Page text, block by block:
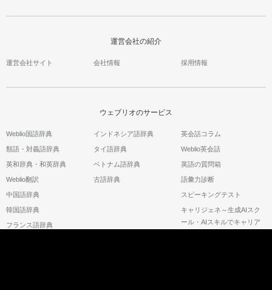
運営会社の紹介
運営会社サイト 会社情報 採用情報
ウェブリオのサービス
Weblio国語辞典
類語・対義語辞典
英和辞典・和英辞典
Weblio翻訳
中国語辞典
韓国語辞典
フランス語辞典
インドネシア語辞典
タイ語辞典
ベトナム語辞典
古語辞典
英会話コラム
Weblio英会話
英語の質問箱
語彙力診断
スピーキングテスト
キャリジェネ～生成AIスク
ール・AIスキルでキャリア